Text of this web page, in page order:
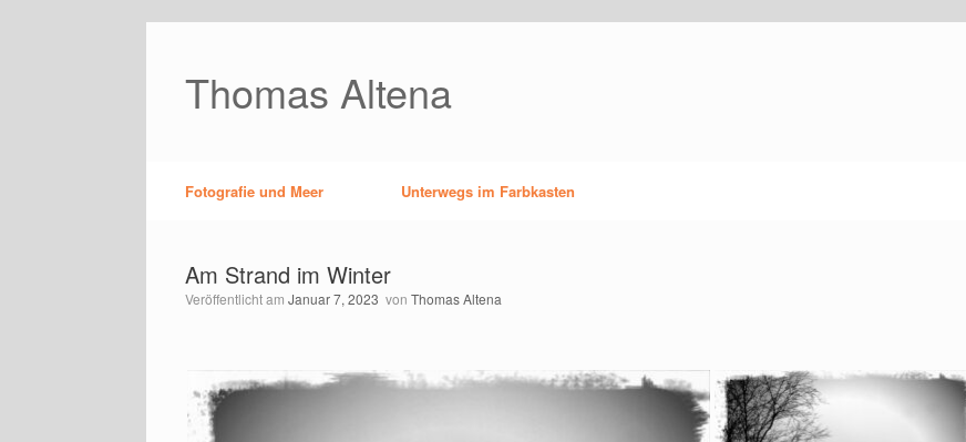
Thomas Altena
Fotografie und Meer Unterwegs im Farbkasten
Am Strand im Winter
Veröffentlicht am Januar 7, 2023 von Thomas Altena